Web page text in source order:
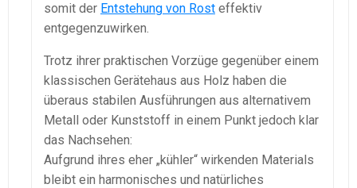
somit der Entstehung von Rost effektiv
entgegenzuwirken.
Trotz ihrer praktischen Vorzüge gegenüber einem
klassischen Gerätehaus aus Holz haben die
überaus stabilen Ausführungen aus alternativem
Metall oder Kunststoff in einem Punkt jedoch klar
das Nachsehen:
Aufgrund ihres eher „kühler“ wirkenden Materials
bleibt ein harmonisches und natürliches